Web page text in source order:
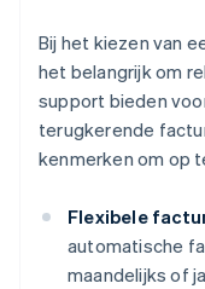
Bij het kiezen van
het belangrijk om
support bieden
terugkerende
kenmerken om op
Flexibele
automatische
maandelijks of